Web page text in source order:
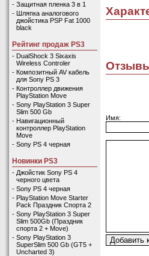
- Защитная пленка 3 в 1
- Шляпка аналогового
джойстика PSP Fat 1000
black
Рейтинг продаж PS3
- DualShock 3 Sixaxis
Wireless Controler
- Композитный AV кабель
для Sony PS 3
- Контроллер движения
PlayStation Move
- Sony PlayStation 3 Super
Slim 500 Gb
- Навигационный
контроллер PlayStation
Move
- Sony PS 4 черная
Новинки PS3
- Джойстик Sony PS 4
черного цвета
- Sony PS 4 черная
- PlayStation Move Starter
Pack Праздник Спорта 2
- Sony PlayStation 3 Super
Slim 500Gb (Праздник
спорта 2 + Move)
- Sony PlayStation 3
SuperSlim 500 Gb (GT5 +
Uncharted 3)
Имя: